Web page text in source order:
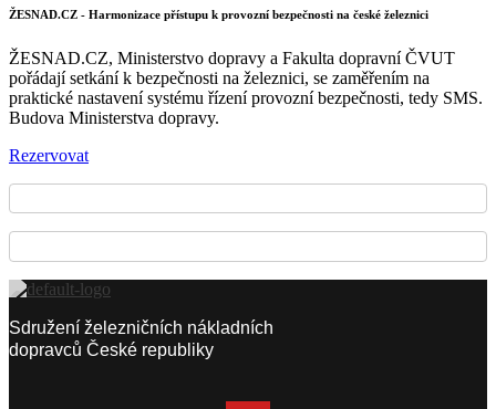
ŽESNAD.CZ - Harmonizace přístupu k provozní bezpečnosti na české železnici
ŽESNAD.CZ, Ministerstvo dopravy a Fakulta dopravní ČVUT
pořádají setkání k bezpečnosti na železnici, se zaměřením na
praktické nastavení systému řízení provozní bezpečnosti, tedy SMS.
Budova Ministerstva dopravy.
Rezervovat
Sdružení železničních nákladních
dopravců České republiky